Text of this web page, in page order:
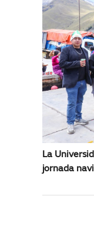
La
jornada